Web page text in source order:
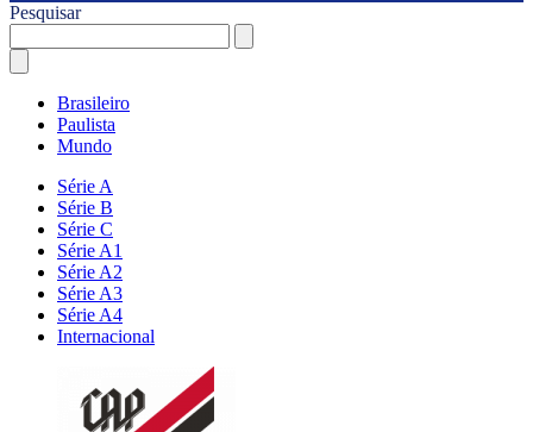
Pesquisar
Brasileiro
Paulista
Mundo
Série A
Série B
Série C
Série A1
Série A2
Série A3
Série A4
Internacional